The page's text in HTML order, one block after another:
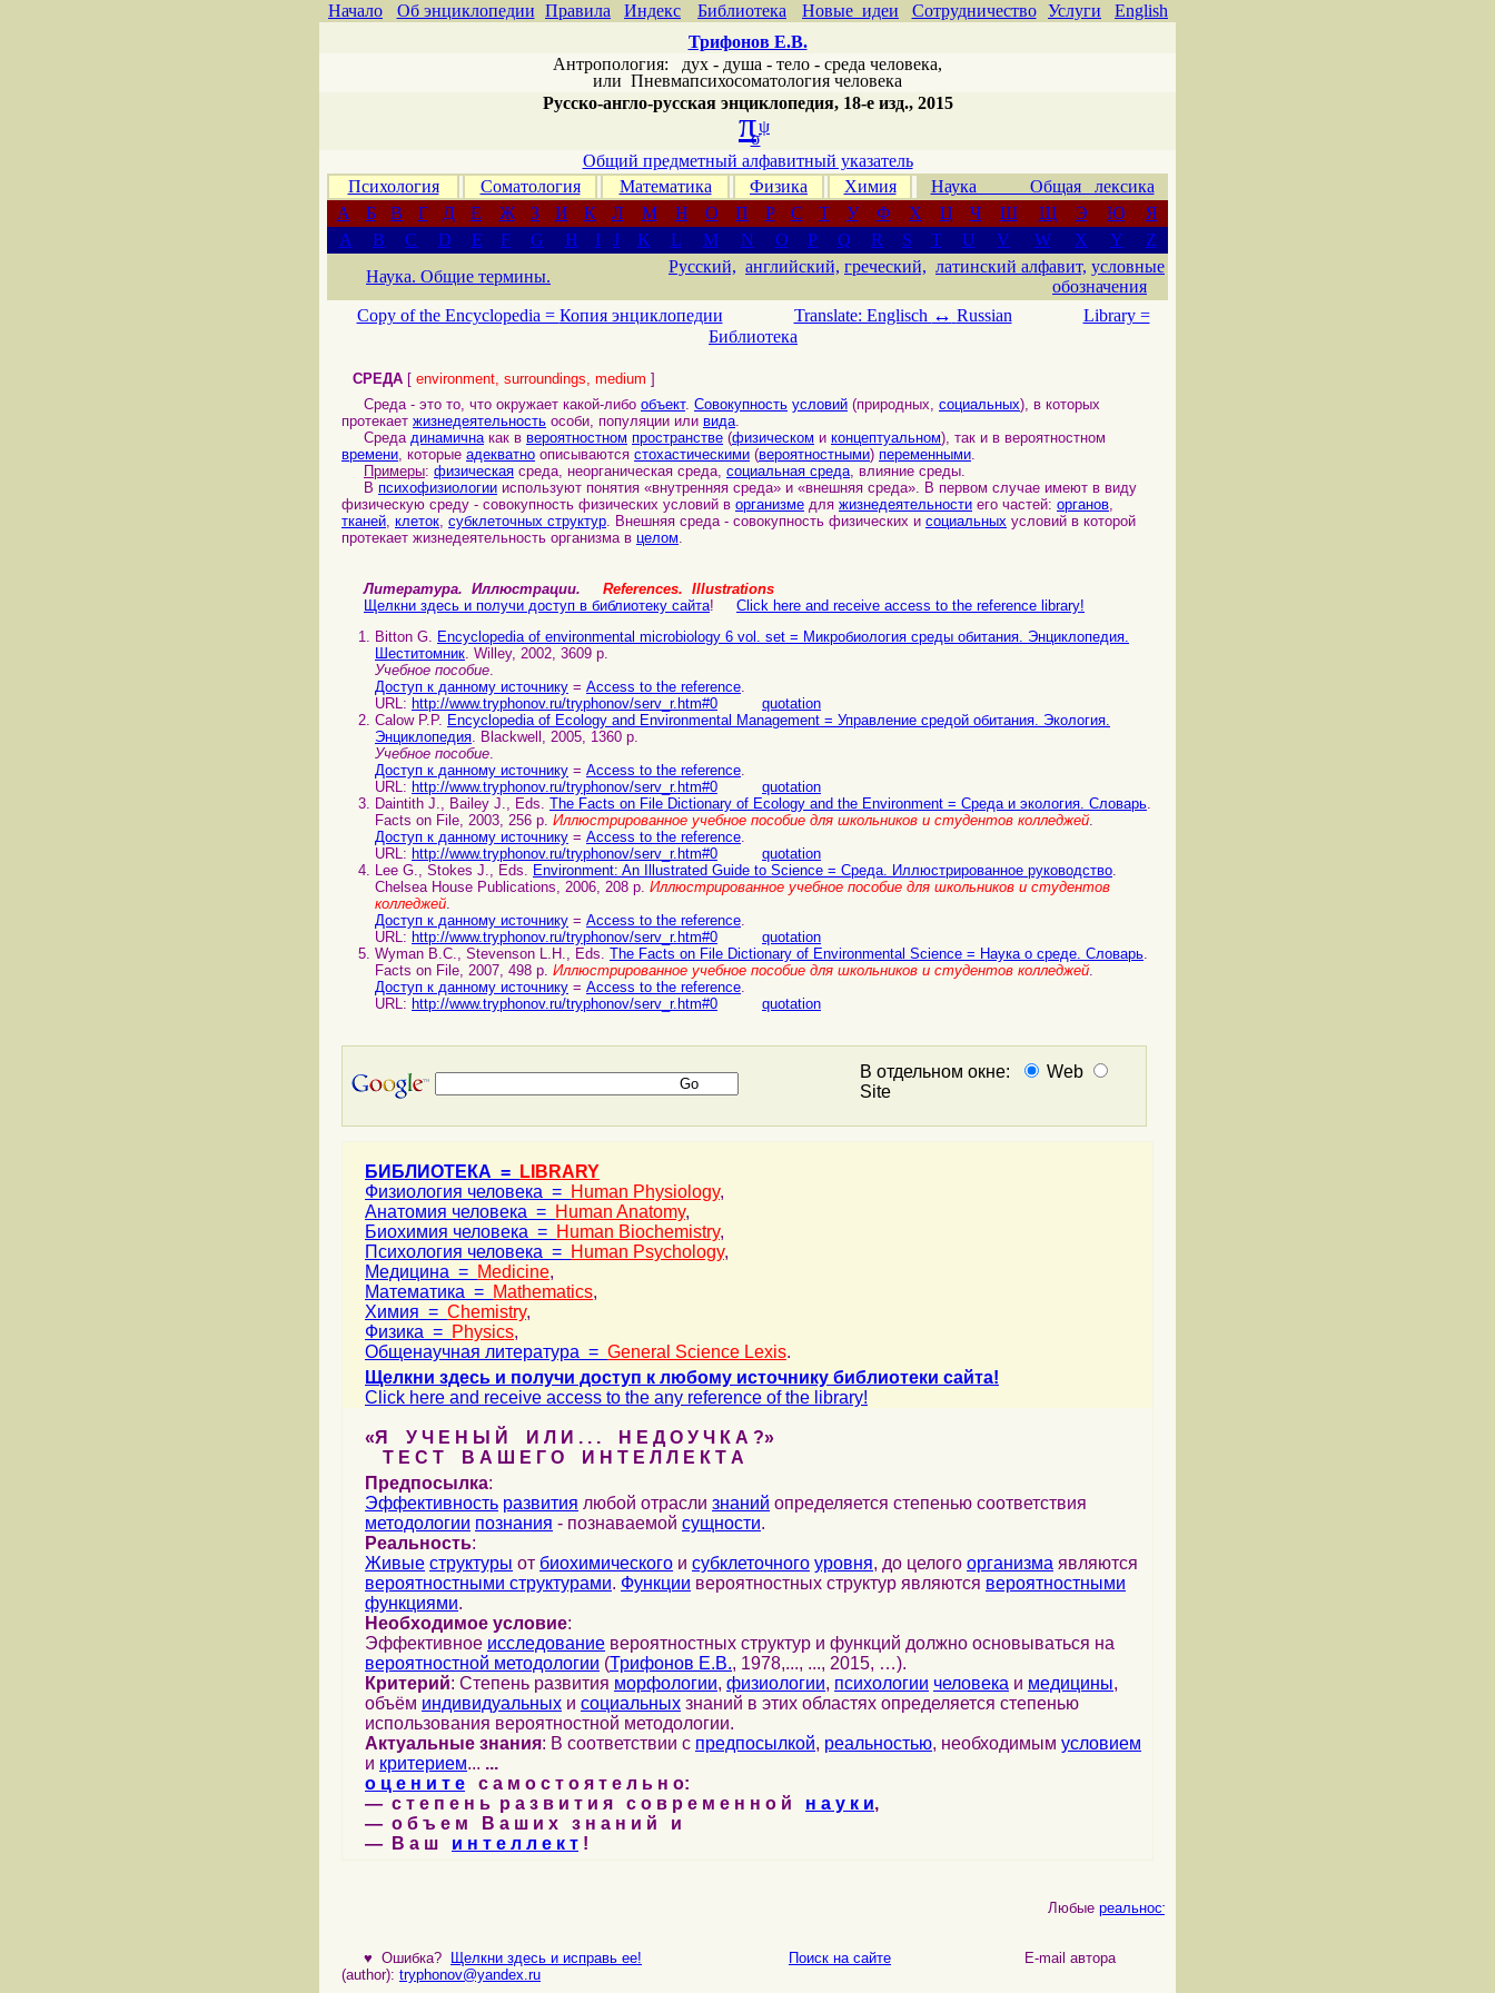
Начало Об энциклопедии Правила Индекс Библиотека Новые идеи Сотрудничество Услуги
English
Трифонов Е.В.
Антропология: дух - душа - тело - среда человека,
или Пневмапсихосоматология человека
Русско-англо-русская энциклопедия, 18-е изд., 2015
πψ
σ
Общий предметный алфавитный указатель
Психология
Соматология Математика Физика Химия
Наука Общая лексика
А
Б В Г Д Е Ж З И К Л М Н О П Р С Т У Ф Х Ц Ч Ш Щ Э Ю
Я
A
B C D E F G H I J K L M N O P Q R S T U V W X Y
Z
Наука. Общие термины.
Русский, английский, греческий, латинский алфавит, условные
обозначения
Copy of the Encyclopedia = Копия энциклопедии Translate: Englisch ↔ Russian
Library =
Библиотека
СРЕДА [ environment, surroundings, medium ]
Среда - это то, что окружает какой-либо объект. Совокупность условий (природных, социальных), в которых
протекает жизнедеятельность особи, популяции или вида.
Среда динамичнакак в вероятностном пространстве (физическом и концептуальном), так и в вероятностном
времени, которые адекватно описываются стохастическими (вероятностными) переменными.
Примеры: физическая среда, неорганическая среда, социальная среда, влияние среды.
В психофизиологии используют понятия «внутренняя среда» и «внешняя среда». В первом случае имеют в виду
физическую среду - совокупность физических условий в организме для жизнедеятельности его частей: органов,
тканей, клеток, субклеточных структур. Внешняя среда - совокупность физических и социальных условий в которой
протекает жизнедеятельность организма в целом.
Литература. Иллюстрации. References. Illustrations
Щелкни здесь и получи доступ в библиотеку сайта! Click here and receive access to the reference library!
Bitton G. Encyclopedia of environmental microbiology 6 vol. set = Микробиология среды обитания. Энциклопедия.
Шеститомник. Willey, 2002, 3609 p.
Учебное пособие.
Доступ к данному источнику = Access to the reference.
URL: http://www.tryphonov.ru/tryphonov/serv_r.htm#0
quotation
Calow P.P. Encyclopedia of Ecology and Environmental Management = Управление средой обитания. Экология.
Энциклопедия. Blackwell, 2005, 1360 p.
Учебное пособие.
Доступ к данному источнику = Access to the reference.
URL: http://www.tryphonov.ru/tryphonov/serv_r.htm#0
quotation
Daintith J., Bailey J., Eds. The Facts on File Dictionary of Ecology and the Environment = Среда и экология. Словарь.
Facts on File, 2003, 256 p. Иллюстрированное учебное пособие для школьников и студентов колледжей.
Доступ к данному источнику = Access to the reference.
URL: http://www.tryphonov.ru/tryphonov/serv_r.htm#0
quotation
Lee G., Stokes J., Eds. Environment: An Illustrated Guide to Science = Среда. Иллюстрированное руководство.
Chelsea House Publications, 2006, 208 p. Иллюстрированное учебное пособие для школьников и студентов
колледжей.
Доступ к данному источнику = Access to the reference.
URL: http://www.tryphonov.ru/tryphonov/serv_r.htm#0
quotation
Wyman B.C., Stevenson L.H., Eds. The Facts on File Dictionary of Environmental Science = Наука о среде. Словарь.
Facts on File, 2007, 498 p. Иллюстрированное учебное пособие для школьников и студентов колледжей.
Доступ к данному источнику = Access to the reference.
URL: http://www.tryphonov.ru/tryphonov/serv_r.htm#0 quotation
В отдельном окне:
Web
Site
БИБЛИОТЕКА =
LIBRARY
Физиология человека = Human Physiology,
Анатомия человека = Human Anatomy,
Биохимия человека = Human Biochemistry,
Психология человека = Human Psychology,
Медицина = Medicine,
Математика = Mathematics,
Химия = Chemistry,
Физика = Physics,
Общенаучная литература = General Science Lexis.
Щелкни здесь и получи доступ к любому источнику библиотеки сайта!
Click here and receive access to the any reference of the library!
«Я У Ч Е Н Ы Й И Л И . . . Н Е Д О У Ч К А ?»
Т Е С Т В А Ш Е Г О И Н Т Е Л Л Е К Т А
Предпосылка:
Эффективность развития любой отрасли знаний определяется степенью соответствия
методологии познания - познаваемой сущности.
Реальность:
Живые структуры от биохимического и субклеточного уровня, до целого организма являются
вероятностными структурами. Функции вероятностных структур являются вероятностными
функциями.
Необходимое условие:
Эффективное исследование вероятностных структур и функций должно основываться на
вероятностной методологии (Трифонов Е.В., 1978,..., ..., 2015, …).
Критерий: Степень развития морфологии, физиологии, психологии человека и медицины,
объём индивидуальных и социальных знаний в этих областях определяется степенью
использования вероятностной методологии.
Актуальные знания: В соответствии с предпосылкой, реальностью, необходимым условием
и критерием... ...
о ц е н и т е с а м о с т о я т е л ь н о:
— с т е п е н ь р а з в и т и я с о в р е м е н н о й н а у к и,
— о б ъ е м В а ш и х з н а н и й и
— В а ш и н т е л л е к т !
Любыереальности
♥ Ошибка? Щелкни здесь и исправь ее! Поиск на сайте E-mail автора
(author): tryphonov@yandex.ru